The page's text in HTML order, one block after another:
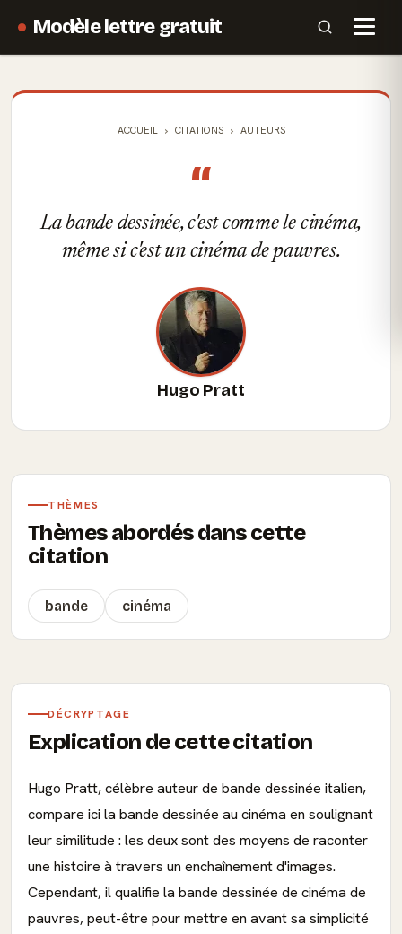
Modèle lettre gratuit
ACCUEIL CITATIONS AUTEURS
“
La bande dessinée, c'est comme le cinéma,
même si c'est un cinéma de pauvres.
Hugo Pratt
THÈMES
Thèmes abordés dans cette
citation
bande cinéma
DÉCRYPTAGE
Explication de cette citation
Hugo Pratt, célèbre auteur de bande dessinée italien,
compare ici la bande dessinée au cinéma en soulignant
leur similitude : les deux sont des moyens de raconter
une histoire à travers un enchaînement d'images.
Cependant, il qualifie la bande dessinée de cinéma de
pauvres, peut-être pour mettre en avant sa simplicité